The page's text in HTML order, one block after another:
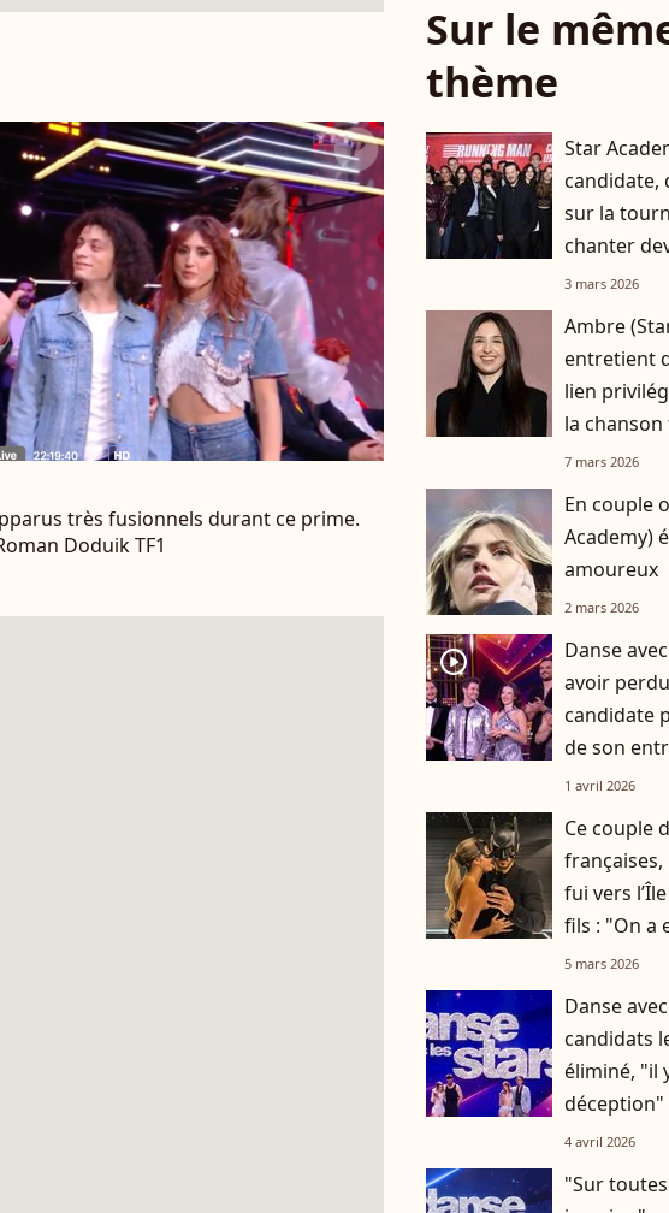
très fusionnels durant ce prime.
Doduik TF1
Sur le
thème
Star
candidate,
sur la
chanter
personnes
3 mars 2026
Ambre
entretient
lien
la
7 mars 2026
En couple
Academy)
amoureux
2 mars 2026
player2
Danse
avoir
candidate
de son
1 avril 2026
Ce couple
françaises,
fui vers
fils : "On a
chance"
5 mars 2026
Danse
candidats
éliminé, "il
déception"
4 avril 2026
"Sur